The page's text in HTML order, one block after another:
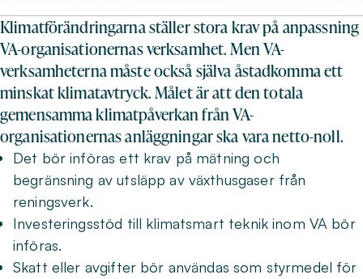
Klimatförändringarna ställer stora krav på anpassning
VA-organisationernas verksamhet. Men VA-
verksamheterna måste också själva åstadkomma ett
minskat klimatavtryck. Målet är att den totala
gemensamma klimatpåverkan från VA-
organisationernas anläggningar ska vara netto-noll.
Det bör införas ett krav på mätning och
begränsning av utsläpp av växthusgaser från
reningsverk.
Investeringsstöd till klimatsmart teknik inom VA bör
införas.
Skatt eller avgifter bör användas som styrmedel för